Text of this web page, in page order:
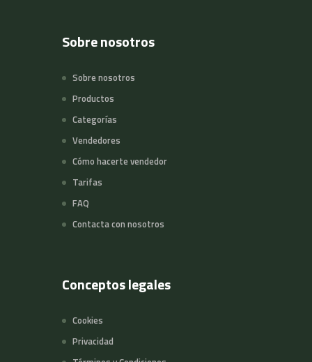
Sobre nosotros
Sobre nosotros
Productos
Categorías
Vendedores
Cómo hacerte vendedor
Tarifas
FAQ
Contacta con nosotros
Conceptos legales
Cookies
Privacidad